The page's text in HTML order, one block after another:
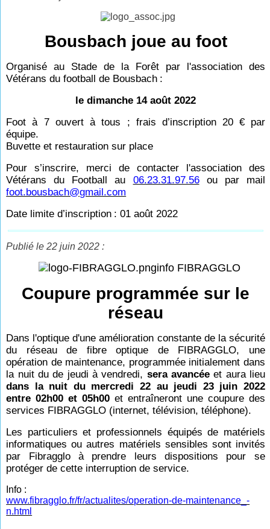
Bousbach joue au foot
Organisé au Stade de la Forêt par l'association des
Vétérans du football de Bousbach :
le dimanche 14 août 2022
Foot à 7 ouvert à tous ; frais d’inscription 20 € par
équipe.
Buvette et restauration sur place
Pour s’inscrire, merci de contacter l'association des
Vétérans du Football au 06.23.31.97.56ou par mail
foot.bousbach@gmail.com
Date limite d’inscription : 01 août 2022
Publié le 22 juin 2022 :
info FIBRAGGLO
Coupure programmée sur le
réseau
Dans l'optique d'une amélioration constante de la sécurité
du réseau de fibre optique de FIBRAGGLO, une
opération de maintenance, programmée initialement dans
la nuit du de jeudi à vendredi, sera avancéeet aura lieu
dans la nuit du mercredi 22 au jeudi 23 juin 2022
entre 02h00 et 05h00 et entraîneront une coupure des
services FIBRAGGLO (internet, télévision, téléphone).
Les particuliers et professionnels équipés de matériels
informatiques ou autres matériels sensibles sont invités
par Fibragglo à prendre leurs dispositions pour se
protéger de cette interruption de service.
Info :
www.fibragglo.fr/fr/actualites/operation-de-maintenance_-
n.html